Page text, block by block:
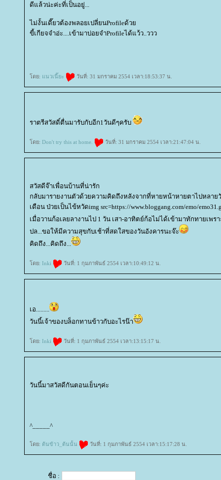
ดีแล้วน่ะค่ะที่เป็นอยู่...
ไม่งั้นเดี๊ยวต้องพลอยเปลี่ยนProfileด้ว
ขี้เกียจจำอ่ะ....เข้ามาบ่อยจำProfileได้แว้ว..ววว
ดย: นวเนี๊ยะ วันที่: 31 มกราคม 2554 เวลา:18:53:37 น.
ราตรีสวัสดิ์ตื่นมารับกับอีก1วันดีๆครับ
ดย: Don't try this at home. วันที่: 31 มกราคม 2554 เวลา:21:47:04 น.
สวัสดีจ๊าเพื่อนบ้านที่น่ารัก
กลับมารายงานตัวด้วยความคิดถึงหลังจากที่หายหน้าหายตาไปหลายวั
เดือน ป่วยเป็นไข้หวัดimg src=https://www.bloggang.com/emo/
เมื่อวานก้อเลยลางานไป 1 วัน เสา-อาทิตย์ก้อไม่ได้เข้ามาทักทายเพร
ปล...ขอให้มีความสุขกับเช้าที่สดใสของวันอังคารนะจ๊ะ
คิดถึง...คิดถึง...
ดย: Inki วันที่: 1 กุมภาพันธ์ 2554 เวลา:10:49:12 น.
เอ.........
วันนี้เจ้าของบล็อกทานข้าวกับอะไรน๊า
ดย: Inki วันที่: 1 กุมภาพันธ์ 2554 เวลา:13:15:17 น.
วันนี้มาสวัสดีกันตอนเย็นๆค่ะ
^_____^
ดย: ต้นข้าว_ต้นนั้น วันที่: 1 กุมภาพันธ์ 2554 เวลา:15:17:28 น.
ชื่อ :